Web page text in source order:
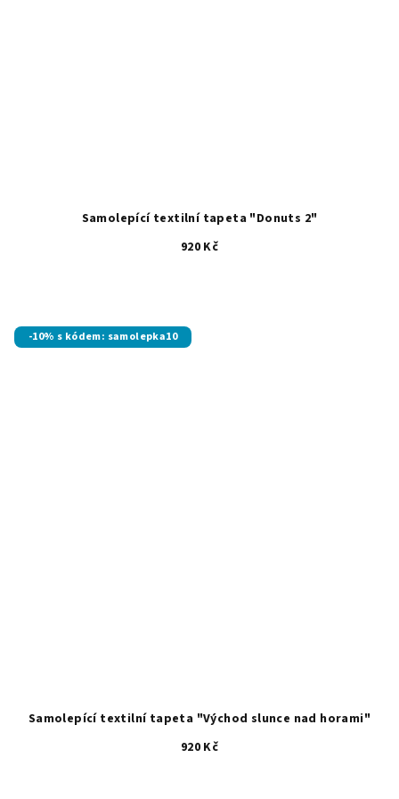
Samolepící textilní tapeta "Donuts 2"
920 Kč
-10% s kódem: samolepka10
Samolepící textilní tapeta "Východ slunce nad horami"
920 Kč